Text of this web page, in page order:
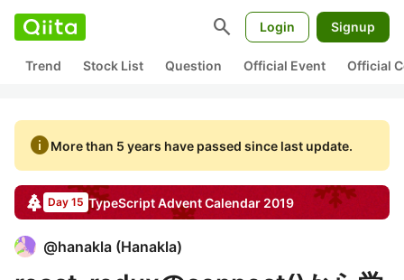
search Login Signup
Trend Stock List Question Official Event Official
infoMore than 5 years have passed since last update.
Day 15 TypeScriptAdvent Calendar 2019
@hanakla (Hanakla)